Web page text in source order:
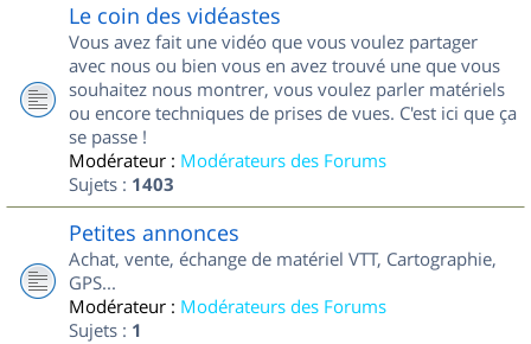
Le coin des vidéastes
Vous avez fait une vidéo que vous voulez partager
avec nous ou bien vous en avez trouvé une que vous
souhaitez nous montrer, vous voulez parler matériels
ou encore techniques de prises de vues. C'est ici que ça
se passe !
Modérateur : Modérateurs des Forums
Sujets : 1403
Petites annonces
Achat, vente, échange de matériel VTT, Cartographie,
GPS...
Modérateur : Modérateurs des Forums
Sujets : 1